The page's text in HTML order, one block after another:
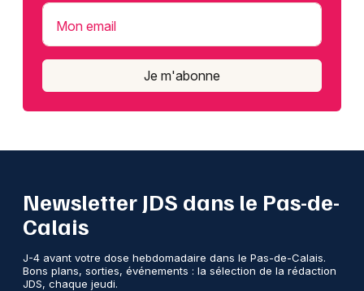
Mon email
Je m'abonne
Newsletter JDS dans le Pas-de-
Calais
J-4 avant votre dose hebdomadaire dans le Pas-de-Calais.
Bons plans, sorties, événements : la sélection de la rédaction
JDS, chaque jeudi.